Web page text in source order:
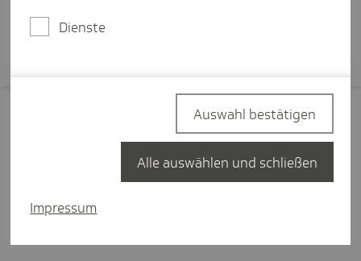
Mehr erfahren
Filter zurücksetzen
Alle Inhalte
Dienste
Impressum
Auswahl bestätigen
Alle auswählen und schließen